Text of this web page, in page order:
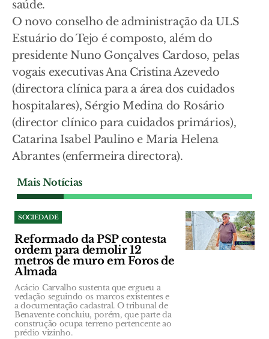
saúde.
O novo conselho de administração da ULS
Estuário do Tejo é composto, além do
presidente Nuno Gonçalves Cardoso, pelas
vogais executivas Ana Cristina Azevedo
(directora clínica para a área dos cuidados
hospitalares), Sérgio Medina do Rosário
(director clínico para cuidados primários),
Catarina Isabel Paulino e Maria Helena
Abrantes (enfermeira directora).
Mais Notícias
SOCIEDADE
Reformado da PSP contesta
ordem para demolir 12
metros de muro em Foros de
Almada
Acácio Carvalho sustenta que ergueu a
vedação seguindo os marcos existentes e
a documentação cadastral. O tribunal de
Benavente concluiu, porém, que parte da
construção ocupa terreno pertencente ao
prédio vizinho.